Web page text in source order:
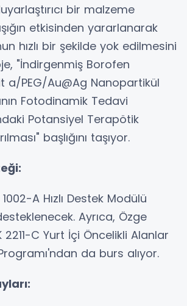
bir malzeme
etkisinden yararlanarak
hızlı bir şekilde yok edilmesini
"İndirgenmiş Borofen
a/PEG/Au@Ag Nanopartikül
Fotodinamik Tedavi
Potansiyel Terapötik
başlığını taşıyor.
A Hızlı Destek Modülü
Ayrıca, Özge
2211-C Yurt İçi Öncelikli Alanlar
da burs alıyor.